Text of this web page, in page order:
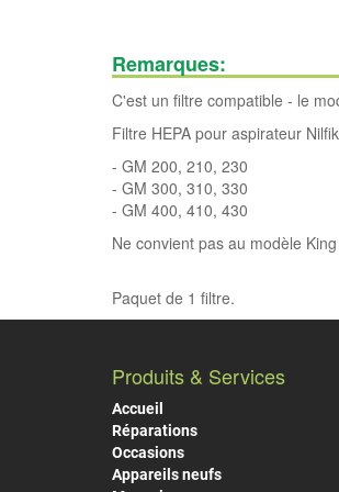
Remarques:
C'est un filtre compatible - le
Filtre HEPA pour aspirateur
- GM 200, 210, 230
- GM 300, 310, 330
- GM 400, 410, 430
Ne convient pas au modèle King
Paquet de 1 filtre.
Produits & Services
Accueil
Réparations
Occasions
Appareils neufs